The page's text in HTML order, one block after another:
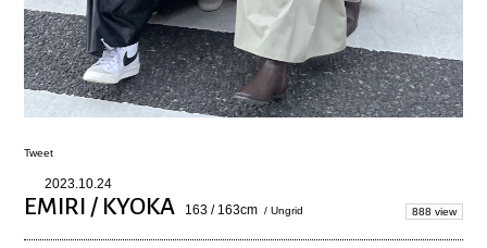
Tweet
2023.10.24
EMIRI / KYOKA 163 / 163cm / Ungrid 888 view